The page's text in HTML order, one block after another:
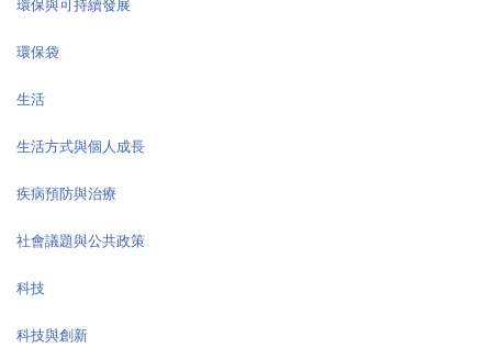
環保與可持續發展
環保袋
生活
生活方式與個人成長
疾病預防與治療
社會議題與公共政策
科技
科技與創新